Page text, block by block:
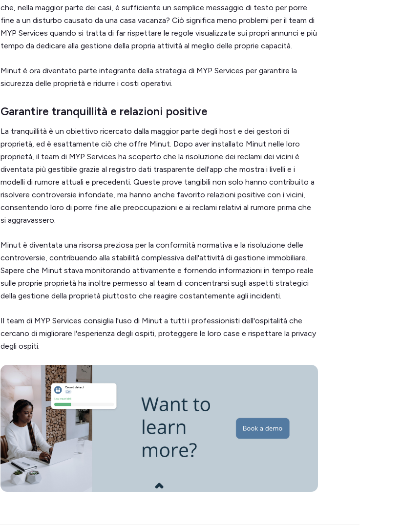
che, nella maggior parte dei casi, è sufficiente un semplice messaggio di testo per porre
fine a un disturbo causato da una casa vacanza? Ciò significa meno problemi per il team di
MYP Services quando si tratta di far rispettare le regole visualizzate sui propri annunci e più
tempo da dedicare alla gestione della propria attività al meglio delle proprie capacità.
Minut è ora diventato parte integrante della strategia di MYP Services per garantire la
sicurezza delle proprietà e ridurre i costi operativi.
Garantire tranquillità e relazioni positive
La tranquillità è un obiettivo ricercato dalla maggior parte degli host e dei gestori di
proprietà, ed è esattamente ciò che offre Minut. Dopo aver installato Minut nelle loro
proprietà, il team di MYP Services ha scoperto che la risoluzione dei reclami dei vicini è
diventata più gestibile grazie al registro dati trasparente dell'app che mostra i livelli e i
modelli di rumore attuali e precedenti. Queste prove tangibili non solo hanno contribuito a
risolvere controversie infondate, ma hanno anche favorito relazioni positive con i vicini,
consentendo loro di porre fine alle preoccupazioni e ai reclami relativi al rumore prima che
si aggravassero.
Minut è diventata una risorsa preziosa per la conformità normativa e la risoluzione delle
controversie, contribuendo alla stabilità complessiva dell'attività di gestione immobiliare.
Sapere che Minut stava monitorando attivamente e fornendo informazioni in tempo reale
sulle proprie proprietà ha inoltre permesso al team di concentrarsi sugli aspetti strategici
della gestione della proprietà piuttosto che reagire costantemente agli incidenti.
Il team di MYP Services consiglia l'uso di Minut a tutti i professionisti dell'ospitalità che
cercano di migliorare l'esperienza degli ospiti, proteggere le loro case e rispettare la privacy
degli ospiti.